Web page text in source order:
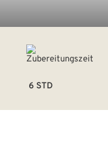
6 STD